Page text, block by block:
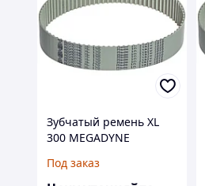
Зубчатый ремень XL
300 MEGADYNE
Под заказ